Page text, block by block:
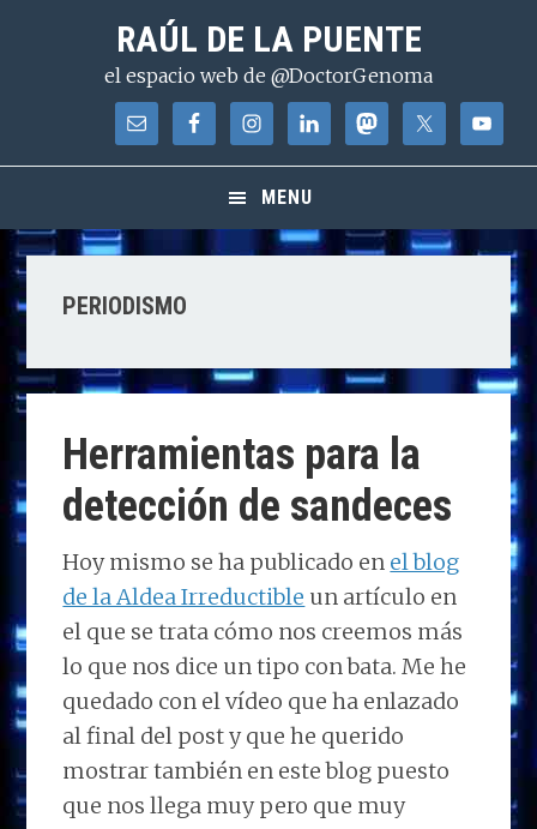
contenido
RAÚL DE LA PUENTE
el espacio web de @DoctorGenoma
MENU
PERIODISMO
Herramientas para la
detección de sandeces
Hoy mismo se ha publicado en el blog
de la Aldea Irreductible un artículo en
el que se trata cómo nos creemos más
lo que nos dice un tipo con bata. Me he
quedado con el vídeo que ha enlazado
al final del post y que he querido
mostrar también en este blog puesto
que nos llega muy pero que muy